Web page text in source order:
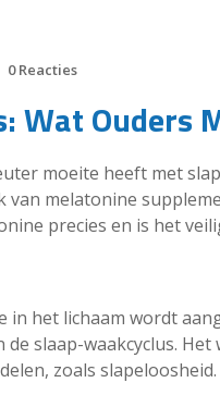
0 Reacties
Wat Ouders
moeite heeft met
melatonine
precies en is het
het lichaam wordt
slaap-waakcyclus.
zoals slapeloosheid.